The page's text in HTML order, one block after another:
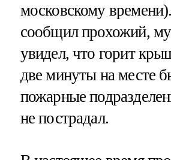
московскому
сообщил прохожий,
увидел, что горит
две минуты на месте
пожарные
не пострадал.